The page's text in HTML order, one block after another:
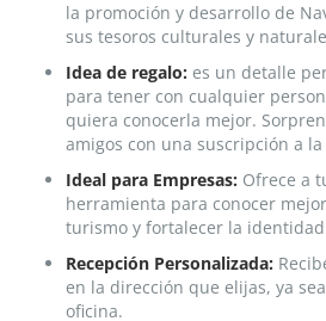
la promoción y desarrollo de
sus tesoros culturales y
Idea de regalo: es un detalle
para tener con cualquier
quiera conocerla mejor.
amigos con una suscripción a
Ideal para Empresas: Ofrece a
herramienta para conocer
turismo y fortalecer la
Recepción Personalizada:
en la dirección que elijas, ya
oficina.